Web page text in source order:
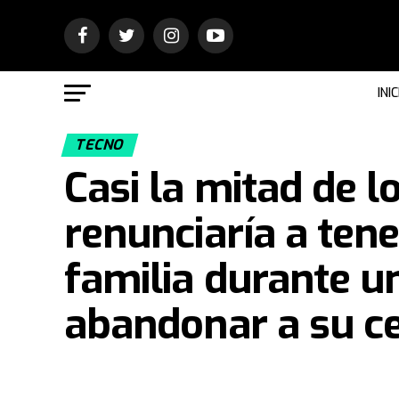
TECNO
Casi la mitad de
renunciaría a
familia durante
abandonar a su